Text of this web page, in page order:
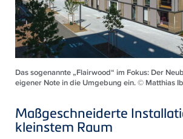
Das sogenannte „Flairwood“ im Fokus: Der
eigener Note in die Umgebung ein. © Matthias
Maßgeschneiderte
kleinstem Raum